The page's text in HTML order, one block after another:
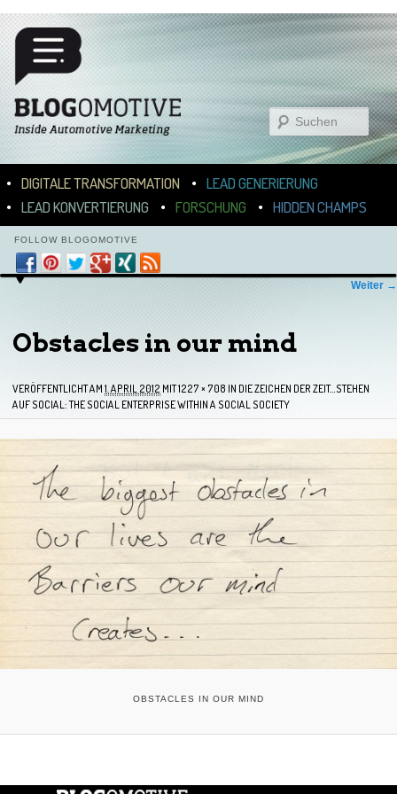
Suchen
ZUM INHALT WECHSELN
ZUM SEKUNDÄREN INHALT WECHSELN
DIGITALE TRANSFORMATION
LEAD GENERIERUNG
LEAD KONVERTIERUNG
FORSCHUNG HIDDEN CHAMPS
FOLLOW BLOGOMOTIVE
Bilder-Navigation Weiter →
Obstacles in our mind
VERÖFFENTLICHT AM 1. APRIL 2012 MIT1227 × 708 IN DIE ZEICHEN DER ZEIT…STEHEN
AUF SOCIAL: THE SOCIAL ENTERPRISE WITHIN A SOCIAL SOCIETY
OBSTACLES IN OUR MIND